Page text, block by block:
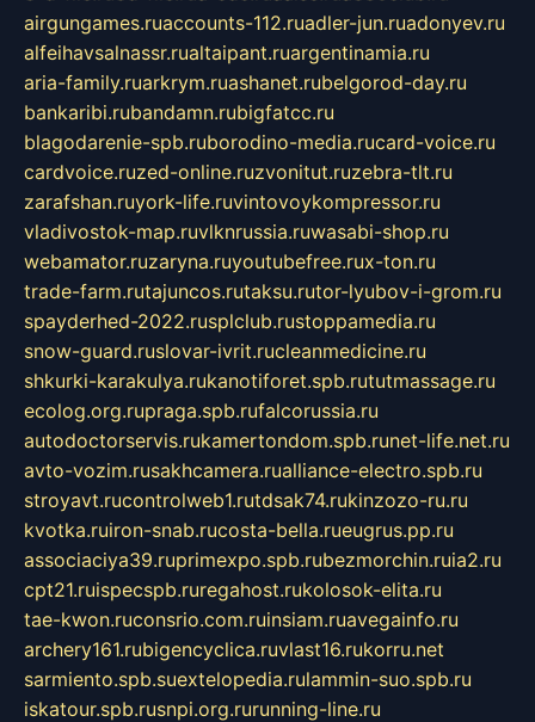
airgungames.ruaccounts-112.ruadler-jun.ruadonyev.ru
alfeihavsalnassr.rualtaipant.ruargentinamia.ru
aria-family.ruarkrym.ruashanet.rubelgorod-day.ru
bankaribi.rubandamn.rubigfatcc.ru
blagodarenie-spb.ruborodino-media.rucard-voice.ru
cardvoice.ruzed-online.ruzvonitut.ruzebra-tlt.ru
zarafshan.ruyork-life.ruvintovoykompressor.ru
vladivostok-map.ruvlknrussia.ruwasabi-shop.ru
webamator.ruzaryna.ruyoutubefree.rux-ton.ru
trade-farm.rutajuncos.rutaksu.rutor-lyubov-i-grom.ru
spayderhed-2022.rusplclub.rustoppamedia.ru
snow-guard.ruslovar-ivrit.rucleanmedicine.ru
shkurki-karakulya.rukanotiforet.spb.rututmassage.ru
ecolog.org.rupraga.spb.rufalcorussia.ru
autodoctorservis.rukamertondom.spb.runet-life.net.ru
avto-vozim.rusakhcamera.rualliance-electro.spb.ru
stroyavt.rucontrolweb1.rutdsak74.rukinzozo-ru.ru
kvotka.ruiron-snab.rucosta-bella.rueugrus.pp.ru
associaciya39.ruprimexpo.spb.rubezmorchin.ruia2.ru
cpt21.ruispecspb.ruregahost.rukolosok-elita.ru
tae-kwon.ruconsrio.com.ruinsiam.ruavegainfo.ru
archery161.rubigencyclica.ruvlast16.rukorru.net
sarmiento.spb.suextelopedia.rulammin-suo.spb.ru
iskatour.spb.rusnpi.org.rurunning-line.ru